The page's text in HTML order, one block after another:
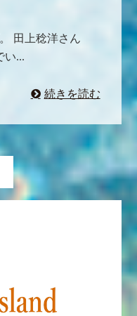
田上稔洋さん
い...
続きを読む